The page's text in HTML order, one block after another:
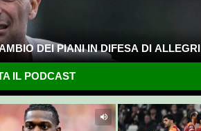
DEI PIANI IN DIFESA DI ALLEGRI
IL PODCAST